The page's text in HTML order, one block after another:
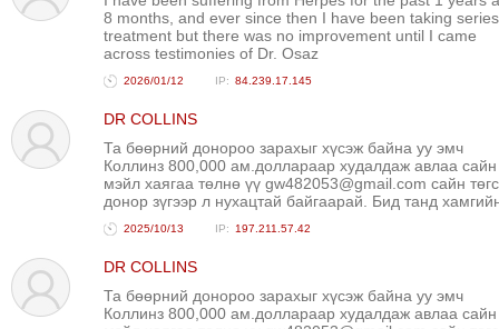
8 months, and ever since then I have been taking
treatment but there was no improvement until I came
across testimonies of Dr. Osaz
2026/01/12 84.239.17.145
DR COLLINS
Та бөөрний донороо зарахыг хүсэж байна уу эмч
Коллинз 800,000 ам.доллараар худалдаж авлаа
мэйл хаягаа төлнө үү gw482053@gmail.com сайн төгс
донор зүгээр л нухацтай байгаарай. Бид танд
2025/10/13 197.211.57.42
DR COLLINS
Та бөөрний донороо зарахыг хүсэж байна уу эмч
Коллинз 800,000 ам.доллараар худалдаж авлаа